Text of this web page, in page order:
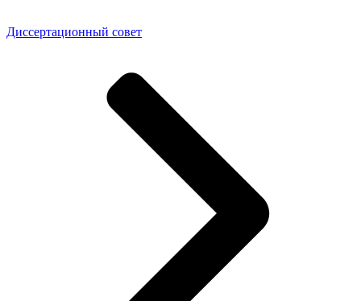
Диссертационный совет